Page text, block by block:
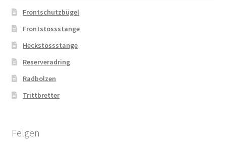
Frontschutzbügel
Frontstossstange
Heckstossstange
Reserveradring
Radbolzen
Trittbretter
Felgen